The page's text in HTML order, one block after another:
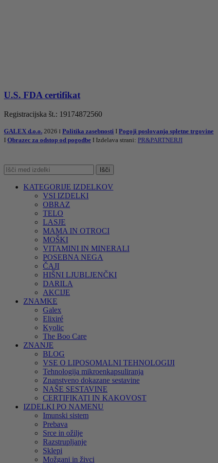
U.S. FDA certifikat
Registracijska št.: 19174872560
GALEX d.o.o. 2026 I Politika zasebnosti I Pogoji poslovanja spletne trgovine
I Obrazec za odstop od pogodbe I Izdelava strani: PR&PARTNERJI
Išči
KATEGORIJE IZDELKOV
VSI IZDELKI
OBRAZ
TELO
LASJE
MAMA IN OTROCI
MOŠKI
VITAMINI IN MINERALI
POSEBNA NEGA
ČAJI
HIŠNI LJUBLJENČKI
DARILA
AKCIJE
ZNAMKE
Galex
Elixiré
Kyolic
The Boo Care
ZNANJE
BLOG
VSE O LIPOSOMALNI TEHNOLOGIJI
Tehnologija mikroenkapsuliranja
Znanstveno dokazane sestavine
NAŠE SESTAVINE
CERTIFIKATI IN KAKOVOST
IZDELKI PO NAMENU
Imunski sistem
Prebava
Srce in ožilje
Razstrupljanje
Sklepi
Možgani in živci